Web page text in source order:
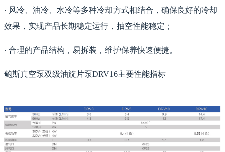
· 风冷、油冷、水冷等多种冷却方式相结合，确保良好的冷却
效果，实现产品长期稳定运行，抽空性能稳定；
· 合理的产品结构，易拆装，维护保养快速便捷。
鲍斯真空泵双级油旋片泵DRV16主要性能指标